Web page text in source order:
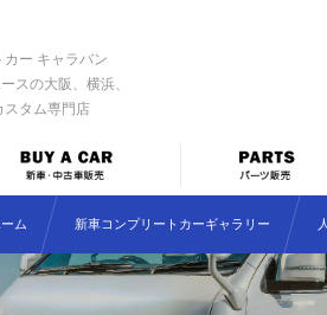
ー キャラバン
スの大阪、横浜、
スタム専門店
ム 新車コンプリートカーギャラリー